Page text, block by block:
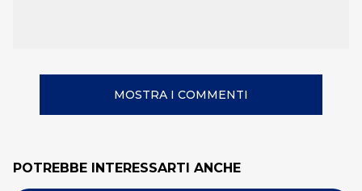
MOSTRA I COMMENTI
POTREBBE INTERESSARTI ANCHE